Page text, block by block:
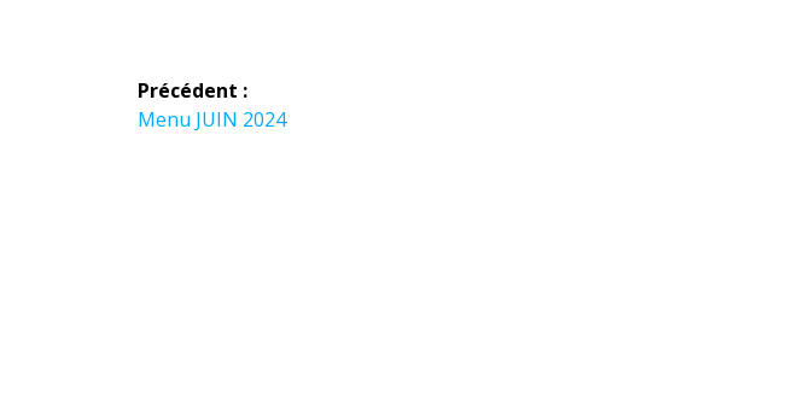
Navigation
de
Précédent :
Article
Menu JUIN 2024